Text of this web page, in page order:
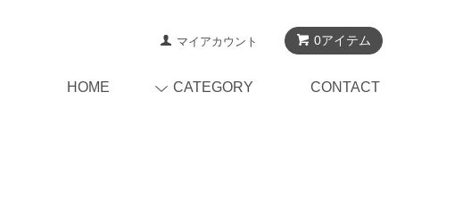
0アイテム
マイアカウント
HOME CATEGORY CONTACT